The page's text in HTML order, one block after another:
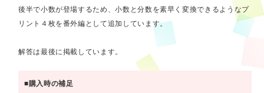
後半で小数が登場するため、小数と分数を素早く変換できるようなプ
リント４枚を番外編として追加しています。
解答は最後に掲載しています。
■購入時の補足